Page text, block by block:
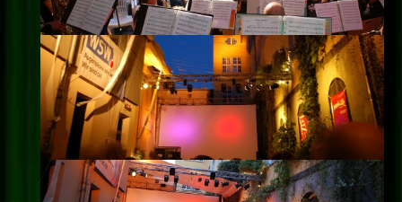
Impressum
Datenschutz